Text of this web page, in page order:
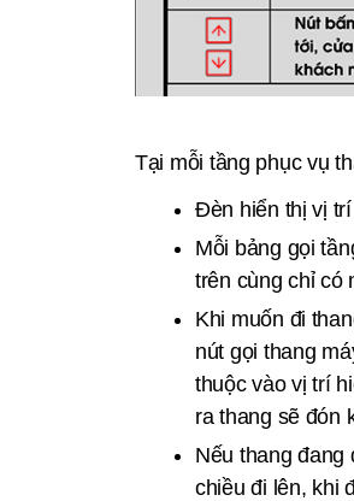
Tại mỗi tầng phục vụ
Đèn hiển thị vị
Mỗi bảng gọi
trên cùng chỉ có
Khi muốn đi
nút gọi thang
thuộc vào vị trí
ra thang sẽ đón
Nếu thang đang
chiều đi lên, khi